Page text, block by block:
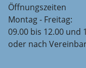
Öffnungszeiten
Montag - Freitag:
09.00 bis 12.00 und
oder nach